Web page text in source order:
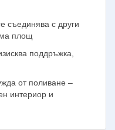
съединява с други
площ
поддръжка,
от поливане –
интериор и